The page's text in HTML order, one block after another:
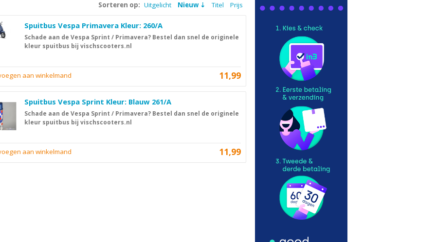
Sorteren op: Uitgelicht Nieuw Titel Prijs
Spuitbus Vespa Primavera Kleur: 260/A
Schade aan de Vespa Sprint / Primavera? Bestel dan snel de originele
kleur spuitbus bij vischscooters.nl
11,99
aan winkelmand
Spuitbus Vespa Sprint Kleur: Blauw 261/A
Schade aan de Vespa Sprint / Primavera? Bestel dan snel de originele
kleur spuitbus bij vischscooters.nl
11,99
aan winkelmand